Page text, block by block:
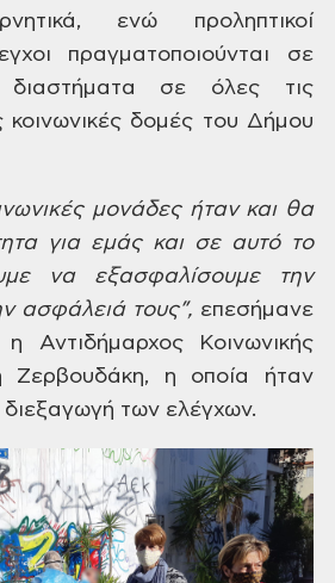
ενώ προληπτικοί
πραγματοποιούνται σε
σε όλες τις
κοινωνικές δομές του Δήμου
μονάδες ήταν και θα
για εμάς και σε αυτό το
να εξασφαλίσουμε την
ασφάλειά τους”, επεσήμανε
ΑντιδήμαρχοςΚοινωνικής
Ζερβουδάκη, η οποία ήταν
των ελέγχων.